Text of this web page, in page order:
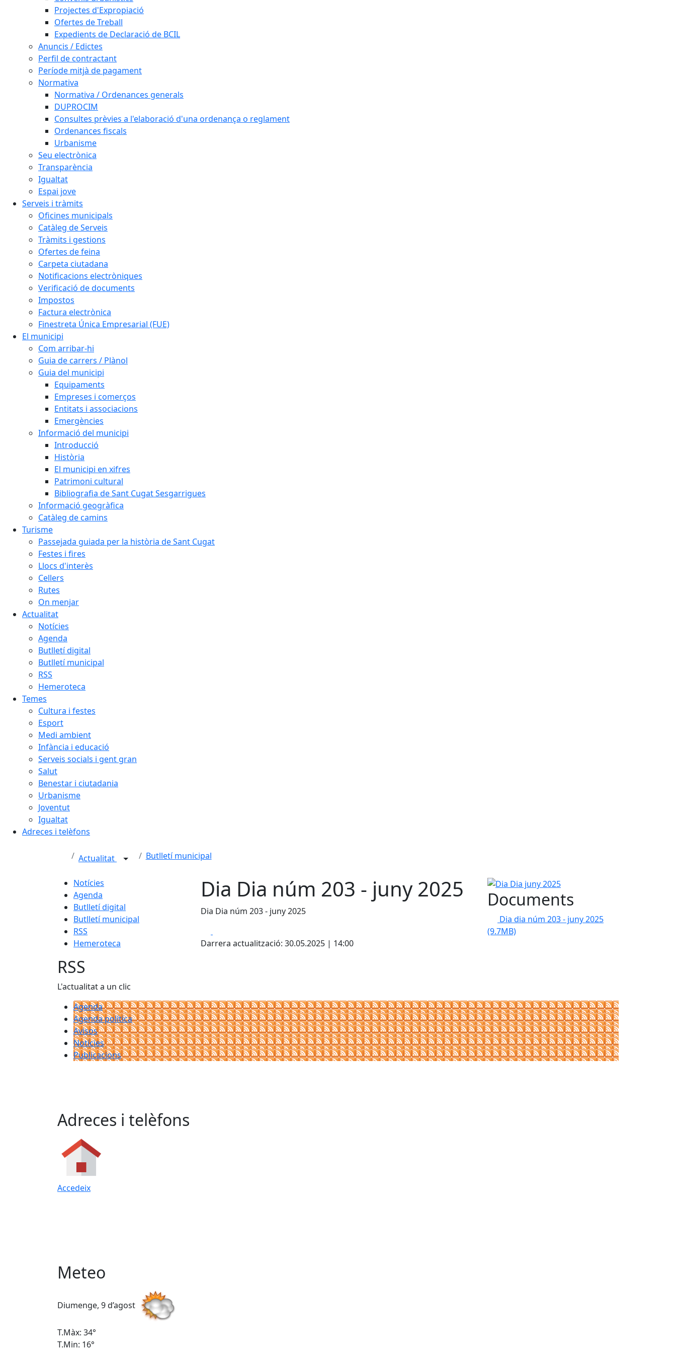
Projectes d'Expropiació
Ofertes de Treball
Expedients de Declaració de BCIL
Anuncis / Edictes
Perfil de contractant
Període mitjà de pagament
Normativa
Normativa / Ordenances generals
DUPROCIM
Consultes prèvies a l'elaboració d'una ordenança o reglament
Ordenances fiscals
Urbanisme
Seu electrònica
Transparència
Igualtat
Espai jove
Serveis i tràmits
Oficines municipals
Catàleg de Serveis
Tràmits i gestions
Ofertes de feina
Carpeta ciutadana
Notificacions electròniques
Verificació de documents
Impostos
Factura electrònica
Finestreta Única Empresarial (FUE)
El municipi
Com arribar-hi
Guia de carrers / Plànol
Guia del municipi
Equipaments
Empreses i comerços
Entitats i associacions
Emergències
Informació del municipi
Introducció
Història
El municipi en xifres
Patrimoni cultural
Bibliografia de Sant Cugat Sesgarrigues
Informació geogràfica
Catàleg de camins
Turisme
Passejada guiada per la història de Sant Cugat
Festes i fires
Llocs d'interès
Cellers
Rutes
On menjar
Actualitat
Notícies
Agenda
Butlletí digital
Butlletí municipal
RSS
Hemeroteca
Temes
Cultura i festes
Esport
Medi ambient
Infància i educació
Serveis socials i gent gran
Salut
Benestar i ciutadania
Urbanisme
Joventut
Igualtat
Adreces i telèfons
Actualitat Butlletí municipal
Notícies
Agenda
Butlletí digital
Butlletí municipal
RSS
Hemeroteca
Dia Dia núm 203 - juny 2025
Dia Dia núm 203 - juny 2025
Darrera actualització: 30.05.2025 | 14:00
Dia Dia juny 2025
Documents
Dia dia núm 203 - juny 2025
(9.7MB)
RSS
L'actualitat a un clic
Agenda
Agenda política
Avisos
Notícies
Publicacions
Adreces i telèfons
Accedeix
Meteo
Diumenge, 9 d’agost
T.Màx: 34°
T.Min: 16°